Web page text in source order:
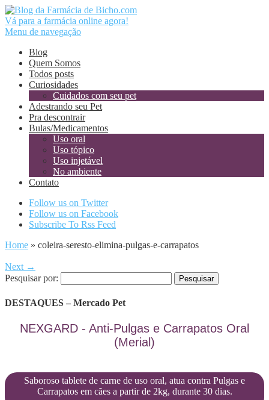
Vá para a farmácia online agora!
Menu de navegação
Blog
Quem Somos
Todos posts
Curiosidades
Cuidados com seu pet
Adestrando seu Pet
Pra descontrair
Bulas/Medicamentos
Uso oral
Uso tópico
Uso injetável
No ambiente
Contato
Follow us on Twitter
Follow us on Facebook
Subscribe To Rss Feed
Home » coleira-seresto-elimina-pulgas-e-carrapatos
Next →
Pesquisar por:
DESTAQUES – Mercado Pet
NEXGARD - Anti-Pulgas e Carrapatos Oral
(Merial)
Saboroso tablete de carne de uso oral, atua contra Pulgas e
Carrapatos em cães a partir de 2kg, durante 30 dias.